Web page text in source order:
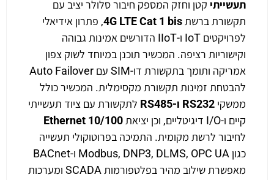
תעשייתי קטן וחזק המספק חיבור סלולר יציב עם
תקשורת ברשת 4G LTE Cat 1 bis, פתרון אידיאלי
לפרויקטים IoT ו-IIoT הדורשים אמינות גבוהה
וקישוריות רציפה. המכשיר תוכנן במיוחד לשוק צפון
אמריקה ותומך בתקשורת דו-SIM עם Auto Failover
להבטחת זמינות תקשורת מקסימלית. המכשיר כולל
ממשקי RS232 ו-RS485
לתקשורת עם ציוד תעשייתי
קיים ו-I/O דיגיטליים, וכן יציאת
Ethernet 10/100
לחיבור לרשת מקומית. התמיכה בפרוטוקולי תעשייה
כגון Modbus, DNP3, DLMS, OPC UA ו-BACnet
מאפשרת שילוב מהיר בפלטפורמות SCADA ומערכות